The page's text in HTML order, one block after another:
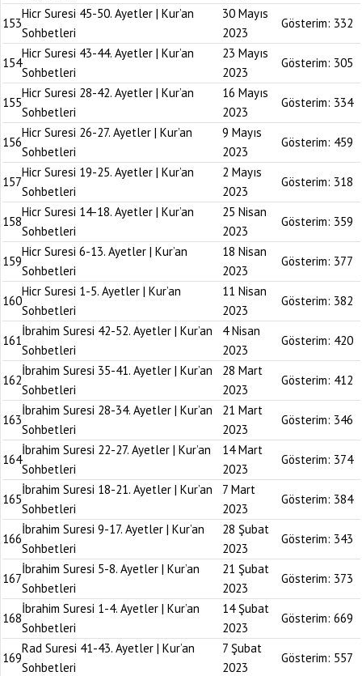
153
Hicr Suresi 45-50. Ayetler | Kur’an
Sohbetleri
30 Mayıs
2023
Gösterim: 332
154
Hicr Suresi 43-44. Ayetler | Kur’an
Sohbetleri
23 Mayıs
2023
Gösterim: 305
155
Hicr Suresi 28-42. Ayetler | Kur’an
Sohbetleri
16 Mayıs
2023
Gösterim: 334
156
Hicr Suresi 26-27. Ayetler | Kur’an
Sohbetleri
9 Mayıs
2023
Gösterim: 459
157
Hicr Suresi 19-25. Ayetler | Kur’an
Sohbetleri
2 Mayıs
2023
Gösterim: 318
158
Hicr Suresi 14-18. Ayetler | Kur’an
Sohbetleri
25 Nisan
2023
Gösterim: 359
159
Hicr Suresi 6-13. Ayetler | Kur’an
Sohbetleri
18 Nisan
2023
Gösterim: 377
160
Hicr Suresi 1-5. Ayetler | Kur’an
Sohbetleri
11 Nisan
2023
Gösterim: 382
161
İbrahim Suresi 42-52. Ayetler | Kur’an
Sohbetleri
4 Nisan
2023
Gösterim: 420
162
İbrahim Suresi 35-41. Ayetler | Kur’an
Sohbetleri
28 Mart
2023
Gösterim: 412
163
İbrahim Suresi 28-34. Ayetler | Kur’an
Sohbetleri
21 Mart
2023
Gösterim: 346
164
İbrahim Suresi 22-27. Ayetler | Kur’an
Sohbetleri
14 Mart
2023
Gösterim: 374
165
İbrahim Suresi 18-21. Ayetler | Kur’an
Sohbetleri
7 Mart
2023
Gösterim: 384
166
İbrahim Suresi 9-17. Ayetler | Kur’an
Sohbetleri
28 Şubat
2023
Gösterim: 343
167
İbrahim Suresi 5-8. Ayetler | Kur’an
Sohbetleri
21 Şubat
2023
Gösterim: 373
168
İbrahim Suresi 1-4. Ayetler | Kur’an
Sohbetleri
14 Şubat
2023
Gösterim: 669
169
Rad Suresi 41-43. Ayetler | Kur’an
Sohbetleri
7 Şubat
2023
Gösterim: 557